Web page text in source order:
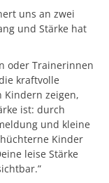
uns an zwei
und Stärke hat
oder Trainerinnen
kraftvolle
Kindern zeigen,
ist: durch
und kleine
Kinder
leise Stärke